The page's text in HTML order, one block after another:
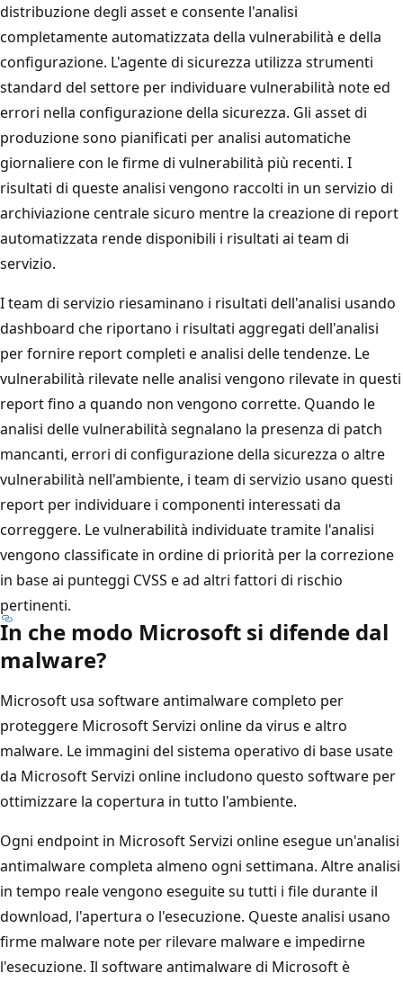
distribuzione degli asset e consente l'analisi
completamente automatizzata della vulnerabilità e della
configurazione. L'agente di sicurezza utilizza strumenti
standard del settore per individuare vulnerabilità note ed
errori nella configurazione della sicurezza. Gli asset di
produzione sono pianificati per analisi automatiche
giornaliere con le firme di vulnerabilità più recenti. I
risultati di queste analisi vengono raccolti in un servizio di
archiviazione centrale sicuro mentre la creazione di report
automatizzata rende disponibili i risultati ai team di
servizio.
I team di servizio riesaminano i risultati dell'analisi usando
dashboard che riportano i risultati aggregati dell'analisi
per fornire report completi e analisi delle tendenze. Le
vulnerabilità rilevate nelle analisi vengono rilevate in questi
report fino a quando non vengono corrette. Quando le
analisi delle vulnerabilità segnalano la presenza di patch
mancanti, errori di configurazione della sicurezza o altre
vulnerabilità nell'ambiente, i team di servizio usano questi
report per individuare i componenti interessati da
correggere. Le vulnerabilità individuate tramite l'analisi
vengono classificate in ordine di priorità per la correzione
in base ai punteggi CVSS e ad altri fattori di rischio
pertinenti.
In che modo Microsoft si difende dal
malware?
Microsoft usa software antimalware completo per
proteggere Microsoft Servizi online da virus e altro
malware. Le immagini del sistema operativo di base usate
da Microsoft Servizi online includono questo software per
ottimizzare la copertura in tutto l'ambiente.
Ogni endpoint in Microsoft Servizi online esegue un'analisi
antimalware completa almeno ogni settimana. Altre analisi
in tempo reale vengono eseguite su tutti i file durante il
download, l'apertura o l'esecuzione. Queste analisi usano
firme malware note per rilevare malware e impedirne
l'esecuzione. Il software antimalware di Microsoft è